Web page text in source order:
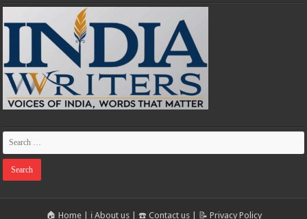
🏠 Home| ℹ️ About us| ☎️ Contact us| 📝 Privacy Policy